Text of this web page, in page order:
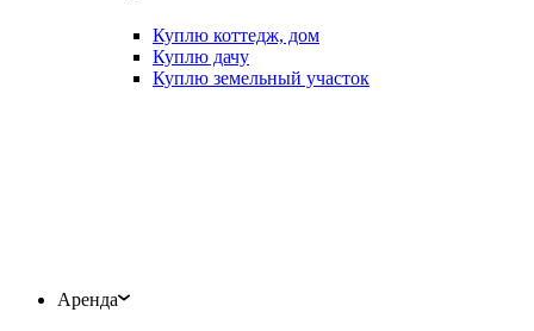
Куплю коттедж, дом
Куплю дачу
Куплю земельный участок
Аренда